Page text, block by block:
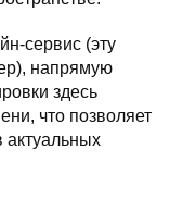
сервис (эту
напрямую
здесь
что позволяет
актуальных